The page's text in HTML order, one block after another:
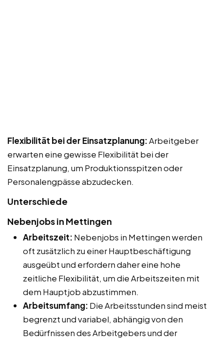
Flexibilität bei der Einsatzplanung:Arbeitgeber
erwarten eine gewisse Flexibilität bei der
Einsatzplanung, um Produktionsspitzen oder
Personalengpässe abzudecken.
Unterschiede
Nebenjobs in Mettingen
Arbeitszeit: Nebenjobs in Mettingen werden
oft zusätzlich zu einer Hauptbeschäftigung
ausgeübt und erfordern daher eine hohe
zeitliche Flexibilität, um die Arbeitszeiten mit
dem Hauptjob abzustimmen.
Arbeitsumfang: Die Arbeitsstunden sind meist
begrenzt und variabel, abhängig von den
Bedürfnissen des Arbeitgebers und der